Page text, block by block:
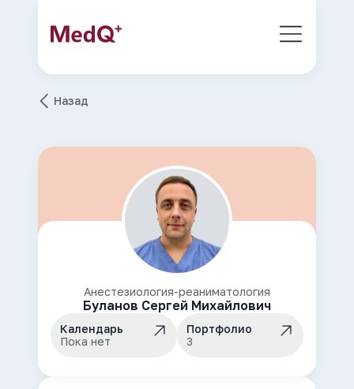
Назад
Анестезиология-реаниматология
Буланов Сергей Михайлович
Календарь
Пока нет
Портфолио
3